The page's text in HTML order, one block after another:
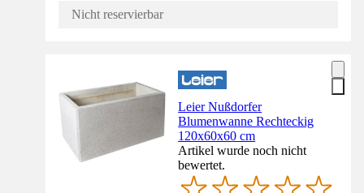
Nicht reservierbar
Leier Nußdorfer
Blumenwanne Rechteckig
120x60x60 cm
Artikel wurde noch nicht
bewertet.